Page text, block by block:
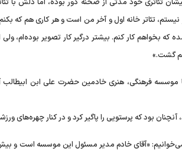
تئاتری خود مدتی از صحنه دور بوده، اما دلش با
تئاتر خانه اول و آخر من است و هر کاری هم که
که بخواهم کار کنم. بیشتر درگیر کار تصویر بوده‌ام،
گشت.»
فرهنگی، هنری خادمین حضرت علی ابن
آنچنان بود که پرستویی را پاگیر کرد و در کنار